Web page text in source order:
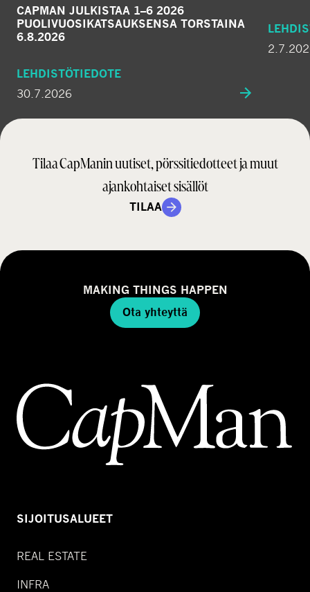
CAPMAN JULKISTAA 1–6 2026
PUOLIVUOSIKATSAUKSENSA TORSTAINA
6.8.2026
LEHDISTÖTIEDOTE
30.7.2026
Tilaa CapManin uutiset, pörssitiedotteet ja muut
ajankohtaiset sisällöt
TILAA
MAKING THINGS HAPPEN
Ota yhteyttä
SIJOITUSALUEET
REAL ESTATE
INFRA